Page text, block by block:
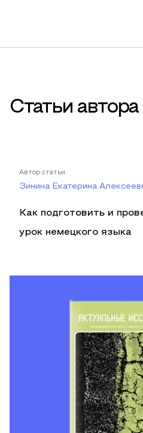
Статьи автора
Автор статьи
Зинина Екатерина
Как подготовить и
урок немецкого языка